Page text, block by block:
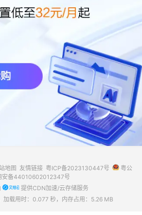
地图 友情链接 粤ICP备2023130447号
粤公
安备44010602012347号
提供CDN加速/云存储服务
加载用时：0.077 秒，内存占用：5.26 MB